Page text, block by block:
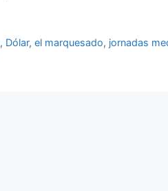
, Dólar,el marquesado, jornadas